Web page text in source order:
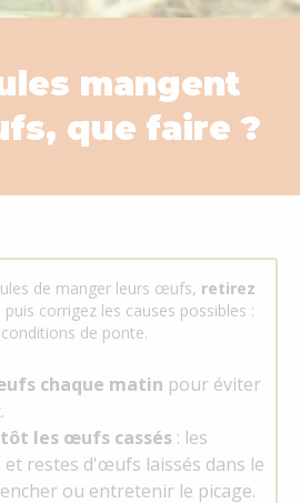
mangent
que faire ?
de manger leurs œufs, retirez
puis corrigez les causes possibles :
de ponte.
chaque matin pour éviter
les œufs cassés : les
et restes d'œufs laissés dans le
ou entretenir le picage.